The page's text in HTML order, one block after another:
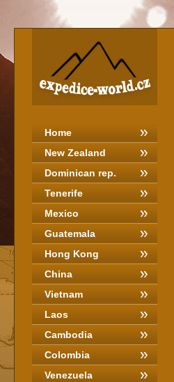
Home
New Zealand
Dominican rep.
Tenerife
Mexico
Guatemala
Hong Kong
China
Vietnam
Laos
Cambodia
Colombia
Venezuela